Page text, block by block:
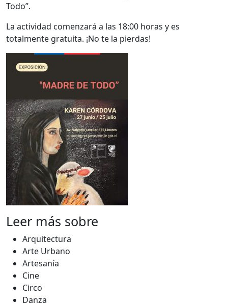
Todo”.
La actividad comenzará a las 18:00 horas y es
totalmente gratuita. ¡No te la pierdas!
Leer más sobre
Arquitectura
Arte Urbano
Artesanía
Cine
Circo
Danza